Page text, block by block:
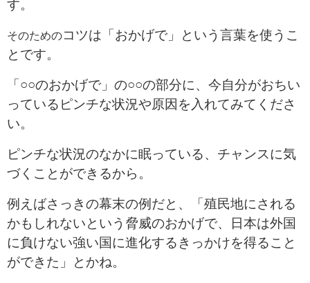
す。
そのためのコツは「おかげで」という言葉を使うこ
とです。
「○○のおかげで」の○○の部分に、今自分がおちい
っているピンチな状況や原因を入れてみてくださ
い。
ピンチな状況のなかに眠っている、チャンスに気
づくことができるから。
例えばさっきの幕末の例だと、「殖民地にされる
かもしれないという脅威のおかげで、日本は外国
に負けない強い国に進化するきっかけを得ること
ができた」とかね。